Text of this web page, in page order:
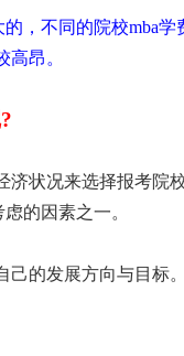
，不同的院校mba
高昂 。
状况来选择报考院
的因素之一。
的发展方向与目标